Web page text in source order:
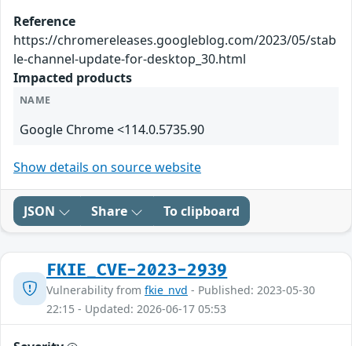
Reference
https://chromereleases.googleblog.com/2023/05/stab
le-channel-update-for-desktop_30.html
Impacted products
NAME
Google Chrome <114.0.5735.90
Show details on source website
JSON Share To clipboard
FKIE_CVE-2023-2939
Vulnerability from fkie_nvd - Published: 2023-05-30
22:15 - Updated: 2026-06-17 05:53